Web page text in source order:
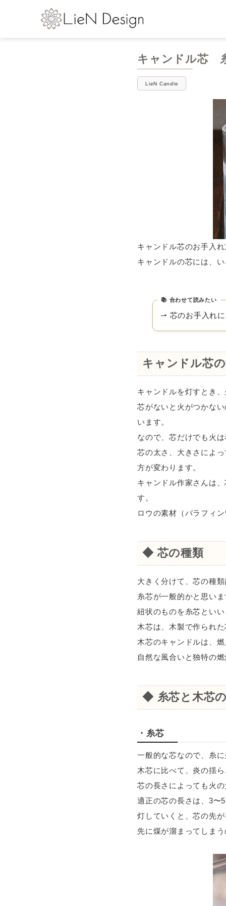
キャンドル芯
LieN Candle
キャンドル芯のお手入
キャンドルの芯には、
合わせて読みたい
⇀ 芯のお手入れ
キャンドル芯
キャンドルを灯すとき
芯がないと火がつかな
います。
なので、芯だけでも火
芯の太さ、大きさによ
方が変わります。
キャンドル作家さんは
す。
ロウの素材（パラフィ
◆ 芯の種類
大きく分けて、芯の種
糸芯が一般的かと思い
紐状のものを糸芯とい
木芯は、木製で作られ
木芯のキャンドルは、
自然な風合いと独特の
◆ 糸芯と木芯
・糸芯
一般的な芯なので、糸
木芯に比べて、炎の揺
芯の長さによっても火
適正の芯の長さは、3〜
灯していくと、芯の先
先に煤が溜まってしま